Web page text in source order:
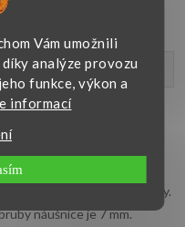
Vám umožnili
analýze provozu
funkce, výkon a
informací
ryzosti 9255/1000. Jemné
pronikavě modré barvy.
náušnice je 7 mm.